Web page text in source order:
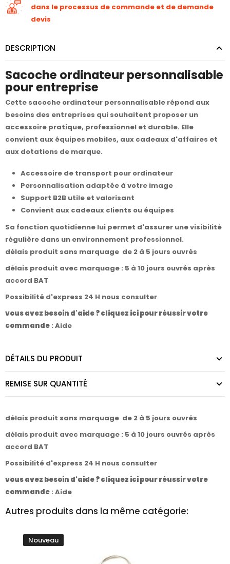
dans le processus de commande et de demande
devis
DESCRIPTION
Sacoche ordinateur personnalisable
pour entreprise
Cette sacoche ordinateur personnalisable répond aux
besoins des entreprises qui souhaitent proposer un
accessoire pratique, professionnel et durable. Elle
convient aux équipes mobiles, aux cadeaux d'affaires et
aux dotations de marque.
Accessoire de transport pour ordinateur
Personnalisation adaptée à votre image
Support B2B utile et valorisant
Convient aux cadeaux clients ou équipes
Sa fonction quotidienne lui permet d'assurer une visibilité
régulière dans un environnement professionnel.
délais produit sans marquage de 2 à 5 jours ouvrés
délais produit avec marquage : 5 à 10 jours ouvrés après
accord BAT
Possibilité d'express 24 H nous consulter
vous avez besoin d'aide ? cliquez ici pour réussir votre
commande : Aide
DÉTAILS DU PRODUIT
REMISE SUR QUANTITÉ
délais produit sans marquage de 2 à 5 jours ouvrés
délais produit avec marquage : 5 à 10 jours ouvrés après
accord BAT
Possibilité d'express 24 H nous consulter
vous avez besoin d'aide ? cliquez ici pour réussir votre
commande : Aide
Autres produits dans la même catégorie:
Nouveau